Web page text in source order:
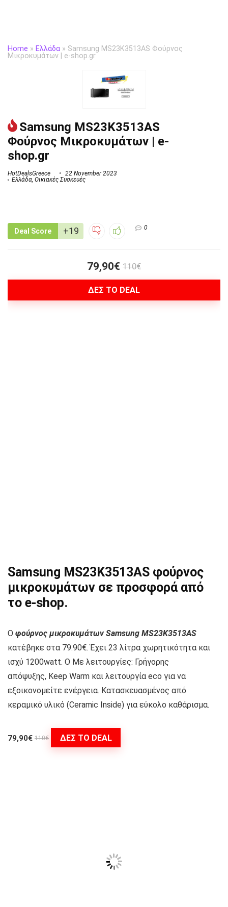
Home » Ελλάδα » Samsung MS23K3513AS Φούρνος
Μικροκυμάτων | e-shop.gr
Samsung MS23K3513AS
Φούρνος Μικροκυμάτων | e-
shop.gr
HotDealsGreece
22 November 2023
Ελλάδα, Οικιακές Συσκευές
Deal Score +19 0
79,90€ 110€
ΔΕΣ ΤΟ DEAL
Samsung MS23K3513AS φούρνος
μικροκυμάτων σε προσφορά από
το e-shop.
Ο φούρνος μικροκυμάτων Samsung MS23K3513AS
κατέβηκε στα 79.90€. Έχει 23 λίτρα χωρητικότητα και
ισχύ 1200watt. O Με λειτουργίες: Γρήγορης
απόψυξης, Keep Warm και λειτουργία eco για να
εξοικονομείτε ενέργεια. Κατασκευασμένος από
κεραμικό υλικό (Ceramic Inside) για εύκολο καθάρισμα.
79,90€ 110€ ΔΕΣ ΤΟ DEAL